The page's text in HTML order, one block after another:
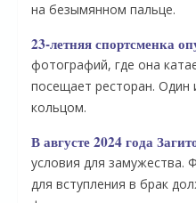
на безымянном пальце.
23-летняя спортсменка
фотографий, где она
посещает ресторан.
кольцом.
В августе 2024 года
условия для замужества.
для вступления в брак